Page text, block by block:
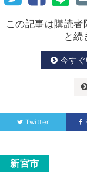
この記事は購読
と続
今す
Twitter
新宮市